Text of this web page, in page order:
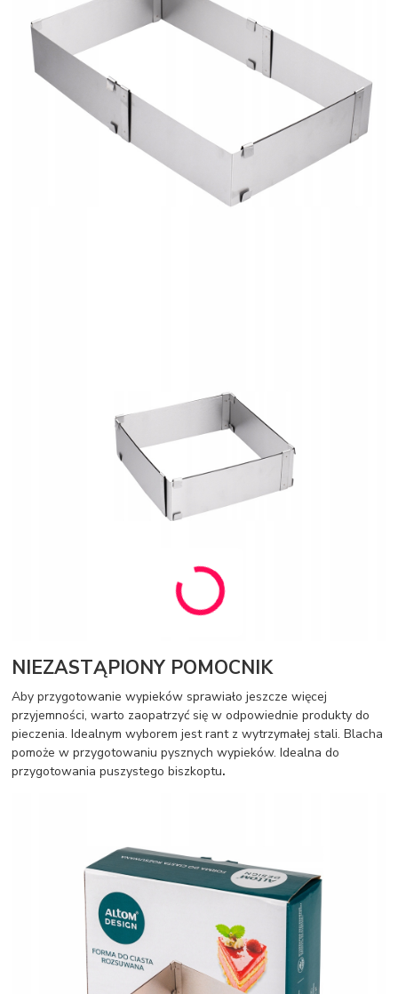
NIEZASTĄPIONY POMOCNIK
Aby przygotowanie wypieków sprawiało jeszcze więcej
przyjemności, warto zaopatrzyć się w odpowiednie produkty do
pieczenia. Idealnym wyborem jest rant z wytrzymałej stali. Blacha
pomoże w przygotowaniu pysznych wypieków. Idealna do
przygotowania puszystego biszkoptu.